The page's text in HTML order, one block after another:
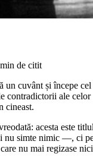
de citit
cuvânt și începe
ale
cineast.
acesta este
simte nimic —, ci
nu mai regizase